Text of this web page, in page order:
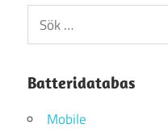
Sök
efter:
Batteridatabas
Mobile